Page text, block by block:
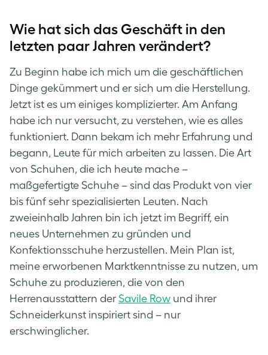
Wie hat sich das Geschäft in den
letzten paar Jahren verändert?
Zu Beginn habe ich mich um die geschäftlichen
Dinge gekümmert und er sich um die Herstellung.
Jetzt ist es um einiges komplizierter. Am Anfang
habe ich nur versucht, zu verstehen, wie es alles
funktioniert. Dann bekam ich mehr Erfahrung und
begann, Leute für mich arbeiten zu lassen. Die Art
von Schuhen, die ich heute mache –
maßgefertigte Schuhe – sind das Produkt von vier
bis fünf sehr spezialisierten Leuten. Nach
zweieinhalb Jahren bin ich jetzt im Begriff, ein
neues Unternehmen zu gründen und
Konfektionsschuhe herzustellen. Mein Plan ist,
meine erworbenen Marktkenntnisse zu nutzen, um
Schuhe zu produzieren, die von den
Herrenausstattern der Savile Row und ihrer
Schneiderkunst inspiriert sind – nur
erschwinglicher.